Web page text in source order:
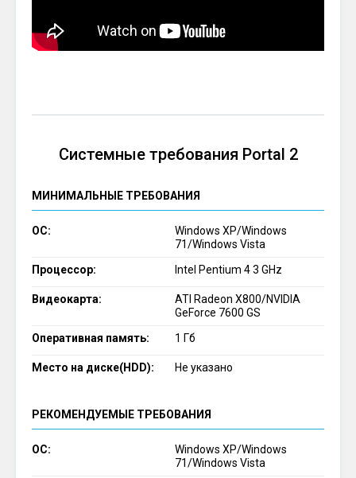
Системные требования Portal 2
МИНИМАЛЬНЫЕ ТРЕБОВАНИЯ
ОС:
Windows XP/Windows
71/Windows Vista
Процессор:
Intel Pentium 4 3 GHz
Видеокарта:
ATI Radeon X800/NVIDIA
GeForce 7600 GS
Оперативная память:
1 Гб
Место на диске(HDD): Не указано
РЕКОМЕНДУЕМЫЕ ТРЕБОВАНИЯ
ОС:
Windows XP/Windows
71/Windows Vista